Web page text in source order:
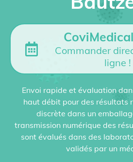
Commander
ligne !
Envoi rapide et évaluation
haut débit pour des résultats
discrète dans un
transmission numérique des
sont évalués dans des
validés par un